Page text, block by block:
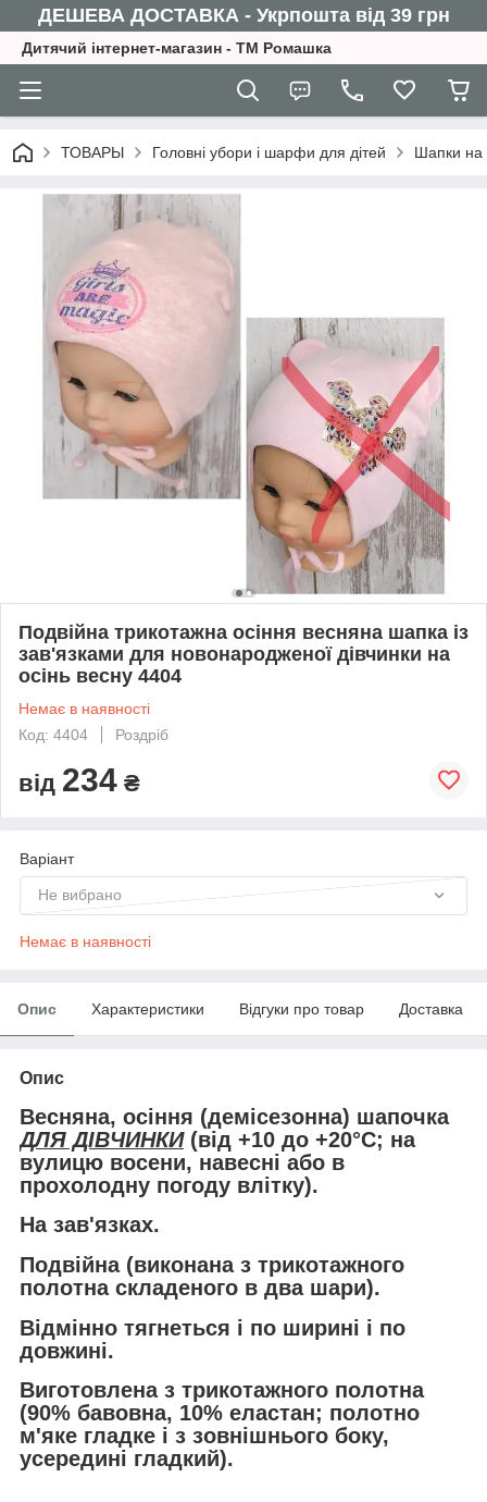
ДЕШЕВА ДОСТАВКА - Укрпошта від 39 грн
Дитячий інтернет-магазин - ТМ Ромашка
ТОВАРЫ Головні убори і шарфи для дітей Шапки на
Подвійна трикотажна осіння весняна шапка із
зав'язками для новонародженої дівчинки на
осінь весну 4404
Немає в наявності
Код: 4404
Роздріб
від 234 ₴
Варіант
Не вибрано
Немає в наявності
Опис Характеристики Відгуки про товар Доставка
Опис
Весняна, осіння (демісезонна) шапочка
ДЛЯ ДІВЧИНКИ(від +10 до +20°С; на
вулицю восени, навесні або в
прохолодну погоду влітку).
На зав'язках.
Подвійна (виконана з трикотажного
полотна складеного в два шари).
Відмінно тягнеться і по ширині і по
довжині.
Виготовлена з трикотажного полотна
(90% бавовна, 10% еластан; полотно
м'яке гладке і з зовнішнього боку,
усередині гладкий).